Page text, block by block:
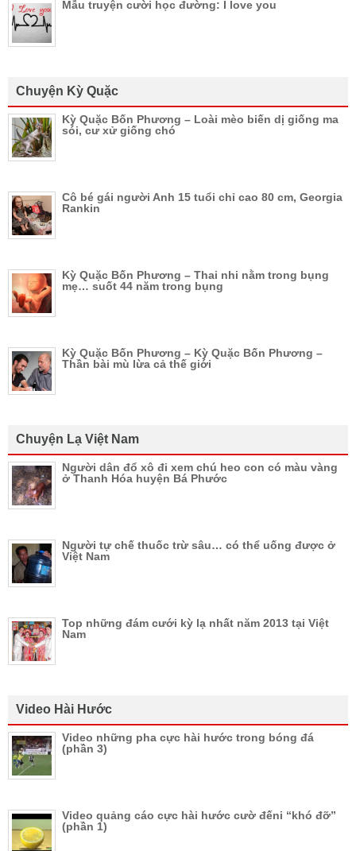
Mẫu truyện cười học đường: I love you
Chuyện Kỳ Quặc
Kỳ Quặc Bốn Phương – Loài mèo biến dị giống ma
sói, cư xử giống chó
Cô bé gái người Anh 15 tuổi chỉ cao 80 cm, Georgia
Rankin
Kỳ Quặc Bốn Phương – Thai nhi nằm trong bụng
mẹ… suốt 44 năm trong bụng
Kỳ Quặc Bốn Phương – Kỳ Quặc Bốn Phương –
Thần bài mù lừa cả thế giới
Chuyện Lạ Việt Nam
Người dân đổ xô đi xem chú heo con có màu vàng
ở Thanh Hóa huyện Bá Phước
Người tự chế thuốc trừ sâu… có thể uống được ở
Việt Nam
Top những đám cưới kỳ lạ nhất năm 2013 tại Việt
Nam
Video Hài Hước
Video những pha cực hài hước trong bóng đá
(phần 3)
Video quảng cáo cực hài hước cườ đếni “khó đỡ”
(phần 1)